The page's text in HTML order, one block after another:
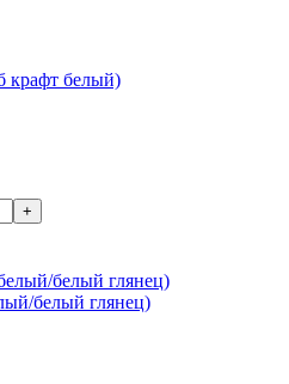
крафт белый)
+
белый глянец)